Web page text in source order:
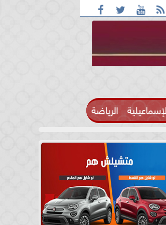
    بسبب خلافات على الأجرة
الرياضة